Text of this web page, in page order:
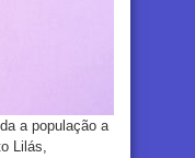
a população a
Lilás,